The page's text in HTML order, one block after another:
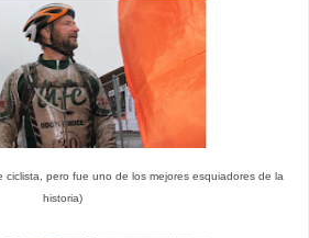
ciclista, pero fue uno de los mejores esquiadores de la
historia)